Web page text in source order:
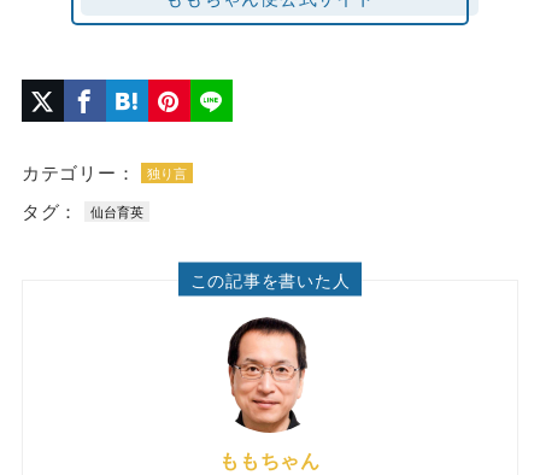
カテゴリー： 独り言
タグ： 仙台育英
この記事を書いた人
ももちゃん